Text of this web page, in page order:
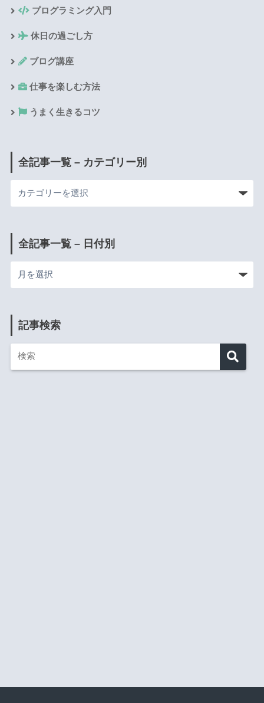
プログラミング入門
休日の過ごし方
ブログ講座
仕事を楽しむ方法
うまく生きるコツ
全記事一覧 – カテゴリー別
全記事一覧 – 日付別
記事検索